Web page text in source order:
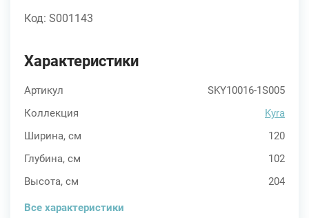
Код: S001143
Характеристики
Артикул
SKY10016-1S005
Коллекция
Kyra
Ширина, см
120
Глубина, см
102
Высота, см
204
Все характеристики